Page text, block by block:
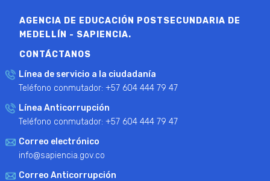
AGENCIA DE EDUCACIÓN POSTSECUNDARIA DE
MEDELLÍN - SAPIENCIA.
CONTÁCTANOS
Línea de servicio a la ciudadanía
Teléfono conmutador: +57 604 444 79 47
Línea Anticorrupción
Teléfono conmutador: +57 604 444 79 47
Correo electrónico
info@sapiencia.gov.co
Correo Anticorrupción